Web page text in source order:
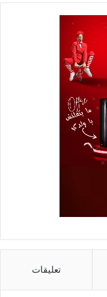
تعليقات